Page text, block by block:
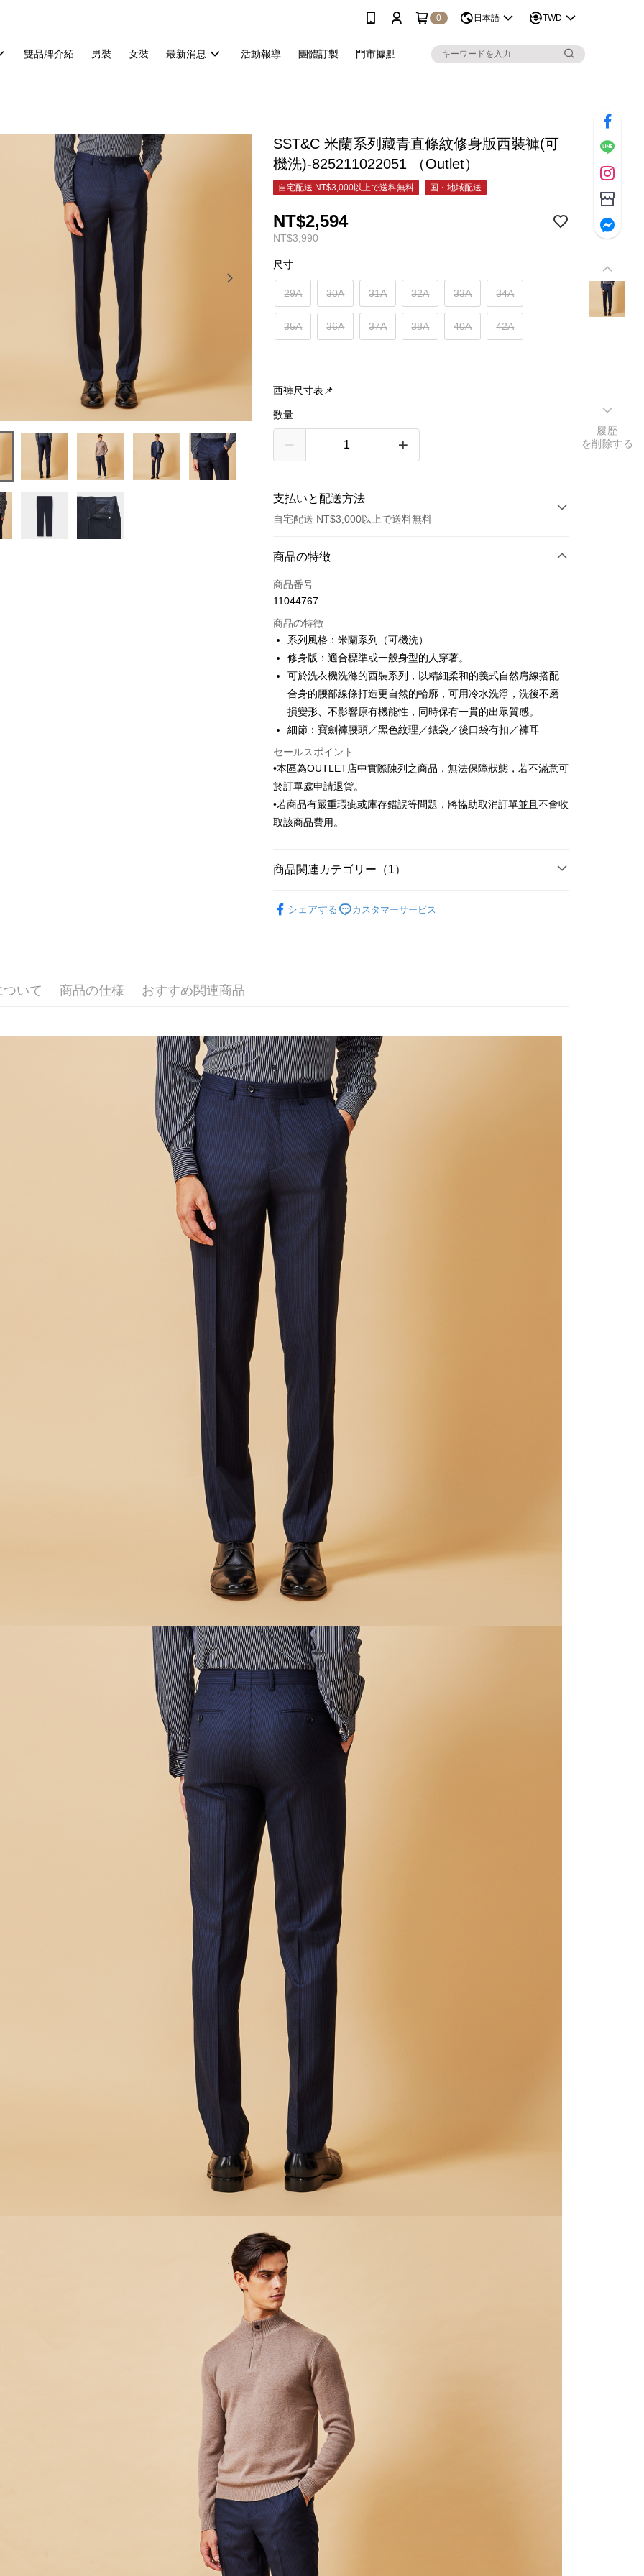
0 日本語 TWD
雙品牌介紹 男裝 女裝 最新消息 活動報導 團體訂製 門市據點
SST&C 米蘭系列藏青直條紋修身版西裝褲(可
機洗)-825211022051 （Outlet）
自宅配送 NT$3,000以上で送料無料 国・地域配送
NT$3,990
NT$2,594
尺寸
29A 30A 31A 32A 33A 34A
35A 36A 37A 38A 40A 42A
西褲尺寸表📌
数量
支払いと配送方法
自宅配送 NT$3,000以上で送料無料
お支払い方法
クレジットカード1回払い
クレジットカード分割払い
3回払い、金利0、毎回
合作金庫商業銀行
第一商業銀行
華南商業銀行
彰化商業銀行
上海商業儲蓄銀行
台北富邦商業銀行
国泰世華商業銀行
兆豐國際商業銀行
台湾中小企業銀行
台中商業銀行
HSBC(台湾)商業銀行
華泰商業銀行
元大商業銀行
玉山商業銀行
星展(台湾)商業銀行
台新國際商業銀行
台湾楽天クレジットカード会社
6回払い、金利0、毎回NT$432
合作金庫商業銀行
第一商業銀行
華南商業銀行
彰化商業銀行
上海商業儲蓄銀行
台北富邦商業銀行
国泰世華商業銀行
兆豐國際商業銀行
台湾中小企業銀行
台中商業銀行
HSBC(台湾)商業銀行
聯邦商業銀行
遠東国際商業銀行
元大商業銀行
台新國際商業銀行
中国信託商業銀行
台湾楽天クレジットカード会社
LINE Pay
Apple Pay
JKOPAY
Easy Wallet
Google Pay
ATM払い
配送毎にNT$120、NT$3,000以上で送料無料
商品の特徴
商品番号
11044767
商品の特徴
系列風格：米蘭系列（可機洗）
修身版：適合標準或一般身型的人穿著。
可於洗衣機洗滌的西裝系列，以精細柔和的義式自然肩線搭配
合身的腰部線條打造更自然的輪廓，可用冷水洗淨，洗後不磨
損變形、不影響原有機能性，同時保有一貫的出眾質感。
細節：寶劍褲腰頭／黑色紋理／錶袋／後口袋有扣／褲耳
セールスポイント
•本區為OUTLET店中實際陳列之商品，無法保障狀態，若不滿意可
於訂單處申請退貨。
•若商品有嚴重瑕疵或庫存錯誤等問題，將協助取消訂單並且不會收
取該商品費用。
商品関連カテゴリー（1）
シェアする
カスタマーサービス
いて 商品の仕様 おすすめ関連商品
履歴
を削除する